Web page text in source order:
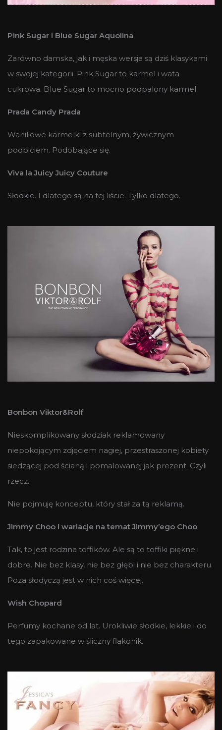
Pink Sugar i Blue Sugar Aquolina
Zarówno damska, jak i męska wersja są dziś klasykami
w swojej kategorii. Pink Sugar to karmel i wata
cukrowa. Blue Sugar to mocno podpalony karmel.
Prada Candy Prada
Waniliowe karmelki z subtelnym, żywicznym
podbiciem. Podobające się.
Viva la Juicy Juicy Couture
Słodkie. I dlatego są na tej liście. Tylko dlatego.
Bonbon Viktor&Rolf
Nieskomplikowany słodziak reklamowany
niepokojącym zdjęciem nagiej, przestraszonej kobiety
siedzącej pod ścianą i pomalowanej jak prezent. Czyli
rzecz.
Nie pojmuję konceptu, który stał za tą reklamą.
Jimmy Choo i wariacje na temat Jimmy’ego Choo
Tak, to jest rodzina toffików. Ale są to toffiki piękne i
dobre. Nie bez klasy, nie bez głębi i nie bez charakteru.
Poza słodyczą jest w nich coś więcej.
Wish Chopard
Perfumy kochane od lat. Urokliwie słodkie, lekkie i do
tego zapakowane w śliczny flakonik.